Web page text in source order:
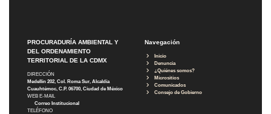
PROCURADURÍA AMBIENTAL Y
DEL ORDENAMIENTO
TERRITORIAL DE LA CDMX
DIRECCIÓN
Medellín 202, Col. Roma Sur, Alcaldía
Cuauhtémoc, C.P. 06700, Ciudad de México
WEB E-MAIL
Correo Institucional
TELÉFONO
Navegación
Inicio
Denuncia
¿Quiénes somos?
Micrositios
Comunicados
Consejo de Gobierno